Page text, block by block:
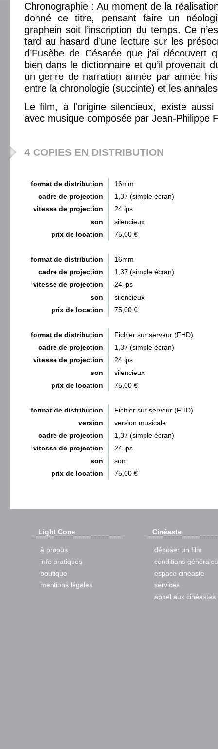
Chronographie : Au moment de la
donné ce titre, pensant faire un
graphein soit l’inscription du temps. Ce
tard au hasard d’une lecture sur les
d’Eusèbe de Césarée que j’ai découvert
bien dans le dictionnaire et qu’il provenait
un genre de narration année par année
entre la chronologie (succinte) et les
Le film, à l'origine silencieux, existe
avec musique composée par Jean-Philippe
4 COPIES EN DISTRIBUTION
format de distribution
16mm
cadre de projection
1,37 (simple écran)
vitesse de projection
24 ips
son
silencieux
prix de location
75,00 €
format de distribution
16mm
cadre de projection
1,37 (simple écran)
vitesse de projection
24 ips
son
silencieux
prix de location
75,00 €
format de distribution
Fichier sur serveur (FHD)
cadre de projection
1,37 (simple écran)
vitesse de projection
24 ips
son
silencieux
prix de location
75,00 €
format de distribution
Fichier sur serveur (FHD)
version
version musicale
cadre de projection
1,37 (simple écran)
vitesse de projection
24 ips
son
son
prix de location
75,00 €
Light Cone
à propos
info pratiques
boutique
mentions légales
Cinéaste
déposer un film
conditions générales
espace cinéaste
services
appel aux cinéastes